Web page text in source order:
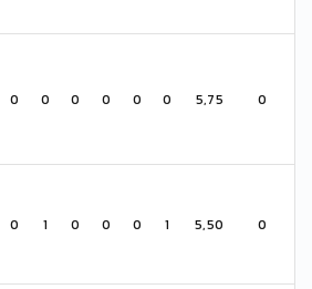
0 0 0 0 0 0 5,75 0
0 1 0 0 0 1 5,50 0